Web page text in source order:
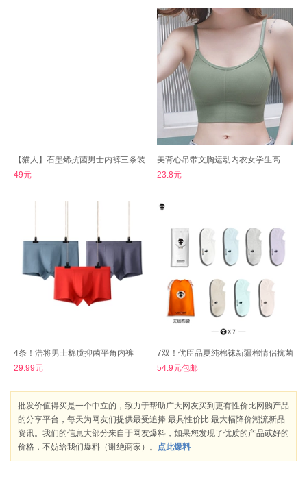
【猫人】石墨烯抗菌男士内裤三条装
49元
23.8元
4条！浩将男士棉质抑菌平角内裤
29.99元
7双！优臣品夏纯棉袜新疆棉情侣抗菌
54.9元包邮
批发价值得买是一个中立的，致力于帮助广大网友买到更有性价比网购产品
的分享平台，每天为网友们提供最受追捧 最具性价比 最大幅降价潮流新品
资讯。我们的信息大部分来自于网友爆料，如果您发现了优质的产品或好的
价格，不妨给我们爆料（谢绝商家）。
点此爆料